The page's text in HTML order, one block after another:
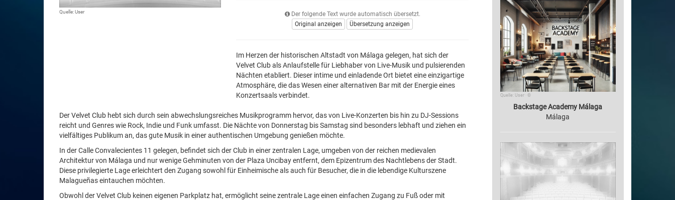
Quelle: User
Der folgende Text wurde automatisch übersetzt.
Original anzeigen
Übersetzung anzeigen
Im Herzen der historischen Altstadt von Málaga gelegen, hat sich der
Velvet Club als Anlaufstelle für Liebhaber von Live-Musik und pulsierenden
Nächten etabliert. Dieser intime und einladende Ort bietet eine einzigartige
Atmosphäre, die das Wesen einer alternativen Bar mit der Energie eines
Konzertsaals verbindet.
Der Velvet Club hebt sich durch sein abwechslungsreiches Musikprogramm hervor, das von Live-Konzerten bis hin zu DJ-Sessions
reicht und Genres wie Rock, Indie und Funk umfasst. Die Nächte von Donnerstag bis Samstag sind besonders lebhaft und ziehen ein
vielfältiges Publikum an, das gute Musik in einer authentischen Umgebung genießen möchte.
In der Calle Convalecientes 11 gelegen, befindet sich der Club in einer zentralen Lage, umgeben von der reichen medievalen
Architektur von Málaga und nur wenige Gehminuten von der Plaza Uncibay entfernt, dem Epizentrum des Nachtlebens der Stadt.
Diese privilegierte Lage erleichtert den Zugang sowohl für Einheimische als auch für Besucher, die in die lebendige Kulturszene
Malagueñas eintauchen möchten.
Obwohl der Velvet Club keinen eigenen Parkplatz hat, ermöglicht seine zentrale Lage einen einfachen Zugang zu Fuß oder mit
Quelle: User · ©
Backstage Academy Málaga
Málaga